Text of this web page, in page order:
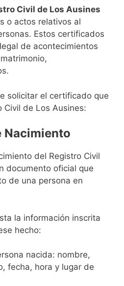
Civil de Los Ausines
o actos relativos al
Estos certificados
de acontecimientos
solicitar el certificado que
Civil de Los Ausines:
Nacimiento
del Registro Civil
documento oficial que
de una persona en
la información inscrita
hecho:
nacida: nombre,
fecha, hora y lugar de